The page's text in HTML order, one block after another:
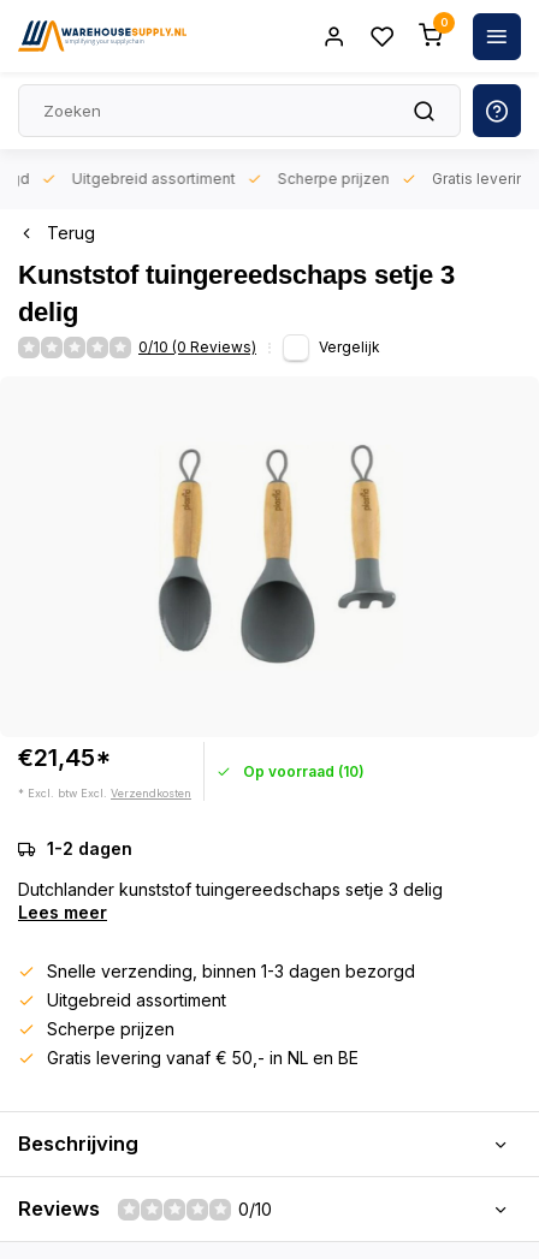
0
Uitgebreid assortiment Scherpe prijzen Gratis levering
Terug
Kunststof tuingereedschaps setje 3
delig
0/10 (0 Reviews) Vergelijk
€21,45*
* Excl. btw Excl. Verzendkosten
Op voorraad (10)
1-2 dagen
Dutchlander kunststof tuingereedschaps setje 3 delig
Lees meer
Snelle verzending, binnen 1-3 dagen bezorgd
Uitgebreid assortiment
Scherpe prijzen
Gratis levering vanaf € 50,- in NL en BE
Beschrijving
Reviews 0/10